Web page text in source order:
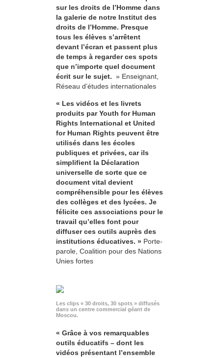
sur les droits de l’Homme dans
la galerie de notre Institut des
droits de l’Homme. Presque
tous les élèves s’arrêtent
devant l’écran et passent plus
de temps à regarder ces spots
que n’importe quel document
écrit sur le sujet. » Enseignant,
Réseau d’études internationales
« Les vidéos et les livrets
produits par Youth for Human
Rights International et United
for Human Rights peuvent être
utilisés dans les écoles
publiques et privées, car ils
simplifient la Déclaration
universelle de sorte que ce
document vital devient
compréhensible pour les élèves
des collèges et des lycées. Je
félicite ces associations pour le
travail qu’elles font pour
diffuser ces outils auprès des
institutions éducatives. » Porte-
parole, Coalition pour des Nations
Unies fortes
Les clips « 30 droits, 30 spots » diffusés
dans un centre commercial géant de
Moscou.
« Grâce à vos remarquables
outils éducatifs – dont les
vidéos présentant l’ensemble